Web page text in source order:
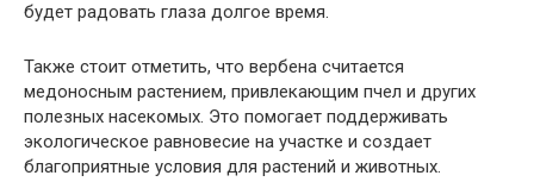
будет радовать глаза долгое время.
Также стоит отметить, что вербена считается
медоносным растением, привлекающим пчел и других
полезных насекомых. Это помогает поддерживать
экологическое равновесие на участке и создает
благоприятные условия для растений и животных.